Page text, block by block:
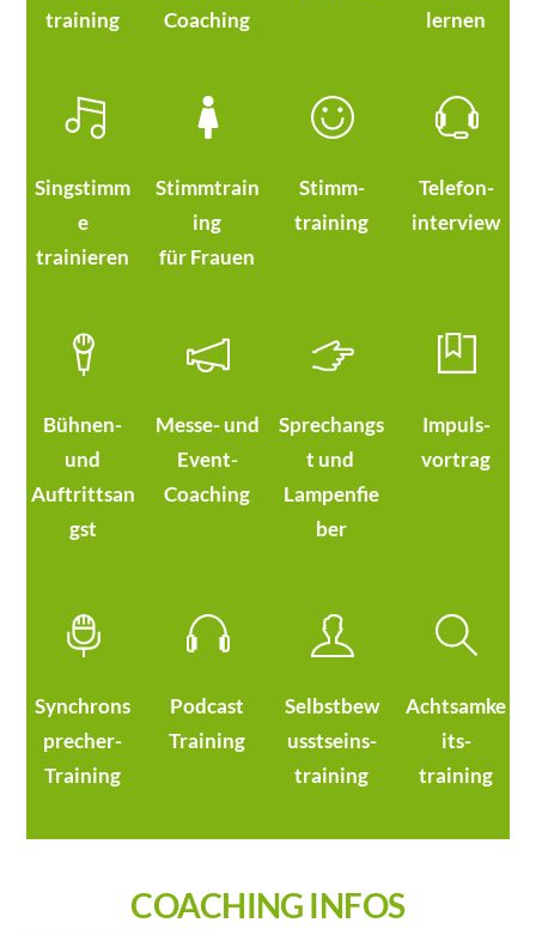
training
Coaching
lernen
Singstimm
e
trainieren
Stimmtrain
ing
für Frauen
Stimm-
training
Telefon-
interview
Bühnen-
und
Auftrittsan
gst
Messe- und
Event-
Coaching
Sprechangs
t und
Lampenfie
ber
Impuls-
vortrag
Synchrons
precher-
Training
Podcast
Training
Selbstbew
usstseins-
training
Achtsamke
its-
training
COACHING INFOS